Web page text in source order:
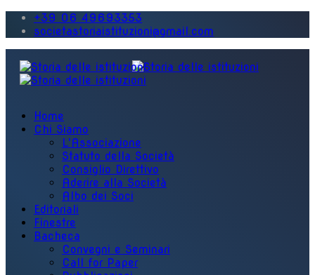
+39 06 49693353
societastoriaistituzioni@gmail.com
Home
Chi Siamo
L'Associazione
Statuto della Società
Consiglio Direttivo
Aderire alla Società
Albo dei Soci
Editoriali
Finestre
Bacheca
Convegni e Seminari
Call for Paper